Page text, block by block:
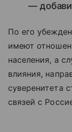
—
По его
имеют
населения, а
влияния,
суверенитета
связей с